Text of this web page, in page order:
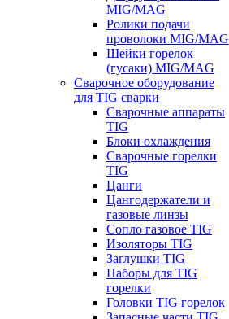
MIG/MAG
Ролики подачи
проволоки MIG/MAG
Шейки горелок
(гусаки) MIG/MAG
Сварочное оборудование
для TIG сварки
Сварочные аппараты
TIG
Блоки охлаждения
Сварочные горелки
TIG
Цанги
Цангодержатели и
газовые линзы
Сопло газовое TIG
Изоляторы TIG
Заглушки TIG
Наборы для TIG
горелки
Головки TIG горелок